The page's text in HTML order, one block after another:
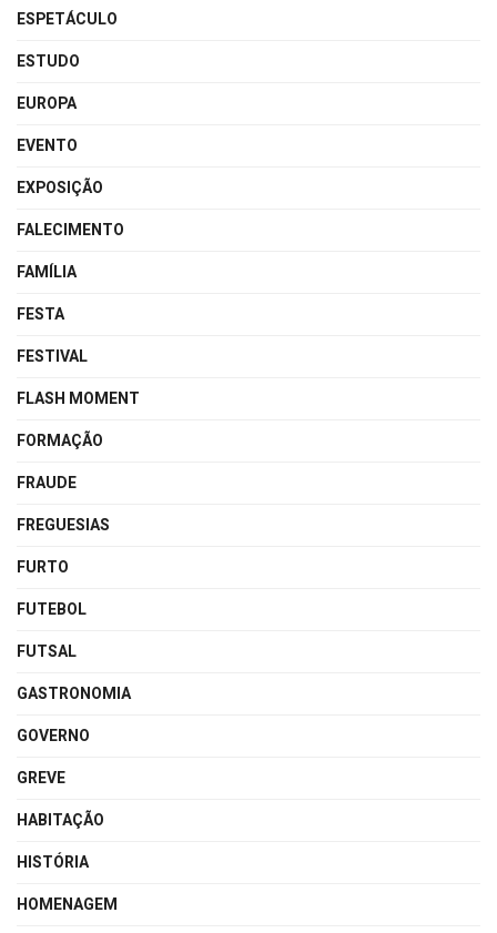
ESPETÁCULO
ESTUDO
EUROPA
EVENTO
EXPOSIÇÃO
FALECIMENTO
FAMÍLIA
FESTA
FESTIVAL
FLASH MOMENT
FORMAÇÃO
FRAUDE
FREGUESIAS
FURTO
FUTEBOL
FUTSAL
GASTRONOMIA
GOVERNO
GREVE
HABITAÇÃO
HISTÓRIA
HOMENAGEM